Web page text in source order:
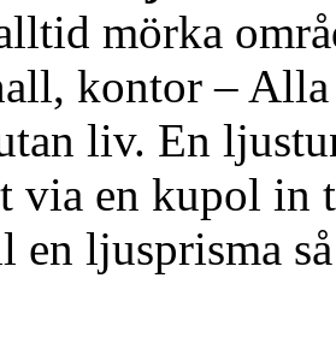
mörka
kontor – Alla
liv. En
via en kupol in
en ljusprisma